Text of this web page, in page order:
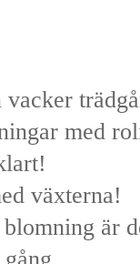
med
växterna!
är